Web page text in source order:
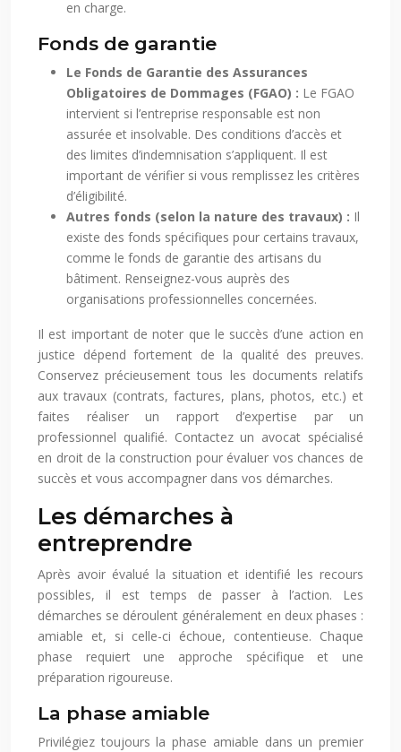
en charge.
Fonds de garantie
Le Fonds de Garantie des Assurances
Obligatoires de Dommages (FGAO) : Le FGAO
intervient si l’entreprise responsable est non
assurée et insolvable. Des conditions d’accès et
des limites d’indemnisation s’appliquent. Il est
important de vérifier si vous remplissez les critères
d’éligibilité.
Autres fonds (selon la nature des travaux) : Il
existe des fonds spécifiques pour certains travaux,
comme le fonds de garantie des artisans du
bâtiment. Renseignez-vous auprès des
organisations professionnelles concernées.
Il est important de noter que le succès d’une action en
justice dépend fortement de la qualité des preuves.
Conservez précieusement tous les documents relatifs
aux travaux (contrats, factures, plans, photos, etc.) et
faites réaliser un rapport d’expertise par un
professionnel qualifié. Contactez un avocat spécialisé
en droit de la construction pour évaluer vos chances de
succès et vous accompagner dans vos démarches.
Les démarches à
entreprendre
Après avoir évalué la situation et identifié les recours
possibles, il est temps de passer à l’action. Les
démarches se déroulent généralement en deux phases :
amiable et, si celle-ci échoue, contentieuse. Chaque
phase requiert une approche spécifique et une
préparation rigoureuse.
La phase amiable
Privilégiez toujours la phase amiable dans un premier